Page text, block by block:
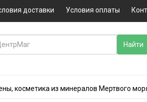
доставки Условия оплаты
косметика из минералов Мертвого